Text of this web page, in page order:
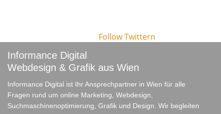
FollowTwittern
Informance Digital
Webdesign & Grafik aus Wien
Informance Digital ist Ihr Ansprechpartner in Wien für alle
Fragen rund um online Marketing, Webdesign,
Suchmaschinenoptimierung, Grafik und Design. Wir begleiten